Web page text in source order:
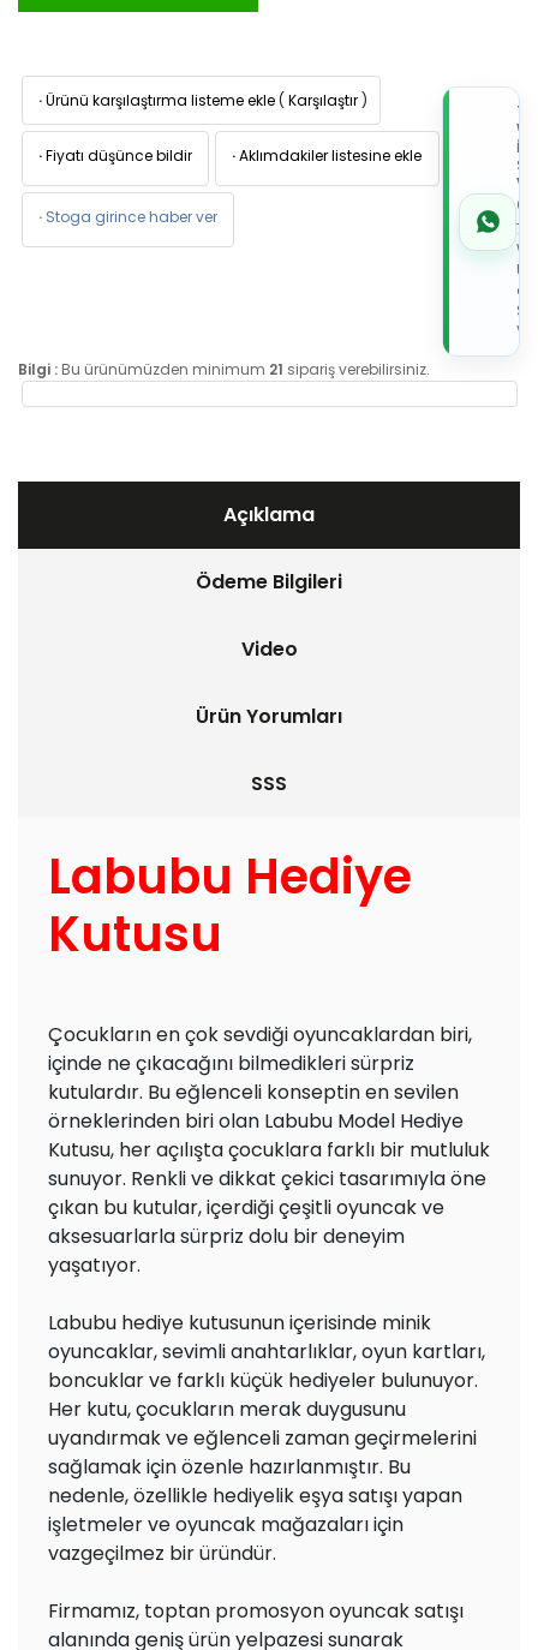
·Ürünü karşılaştırma listeme ekle ( Karşılaştır )
·Fiyatı düşünce bildir ·Aklımdakiler listesine ekle
· Stoga girince haber ver
İLE
de
Bilgi : Bu ürünümüzden minimum 21 sipariş verebilirsiniz.
Açıklama
Ödeme Bilgileri
Video
Ürün Yorumları
SSS
Labubu Hediye
Kutusu
Çocukların en çok sevdiği oyuncaklardan biri,
içinde ne çıkacağını bilmedikleri sürpriz
kutulardır. Bu eğlenceli konseptin en sevilen
örneklerinden biri olan Labubu Model Hediye
Kutusu, her açılışta çocuklara farklı bir mutluluk
sunuyor. Renkli ve dikkat çekici tasarımıyla öne
çıkan bu kutular, içerdiği çeşitli oyuncak ve
aksesuarlarla sürpriz dolu bir deneyim
yaşatıyor.
Labubu hediye kutusunun içerisinde minik
oyuncaklar, sevimli anahtarlıklar, oyun kartları,
boncuklar ve farklı küçük hediyeler bulunuyor.
Her kutu, çocukların merak duygusunu
uyandırmak ve eğlenceli zaman geçirmelerini
sağlamak için özenle hazırlanmıştır. Bu
nedenle, özellikle hediyelik eşya satışı yapan
işletmeler ve oyuncak mağazaları için
vazgeçilmez bir üründür.
Firmamız, toptan promosyon oyuncak satışı
alanında geniş ürün yelpazesi sunarak